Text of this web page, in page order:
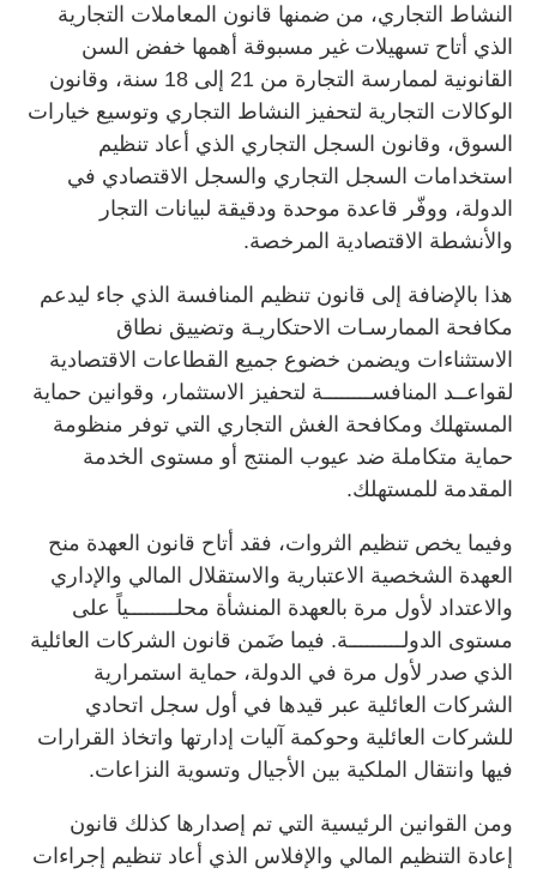
النشاط التجاري، من ضمنها قانون المعاملات التجارية
الذي أتاح تسهيلات غير مسبوقة أهمها خفض السن
القانونية لممارسة التجارة من 21 إلى 18 سنة، وقانون
الوكالات التجارية لتحفيز النشاط التجاري وتوسيع خيارات
السوق، وقانون السجل التجاري الذي أعاد تنظيم
استخدامات السجل التجاري والسجل الاقتصادي في
الدولة، ووفّر قاعدة موحدة ودقيقة لبيانات التجار
والأنشطة الاقتصادية المرخصة.
هذا بالإضافة إلى قانون تنظيم المنافسة الذي جاء ليدعم
مكافحة الممارسـات الاحتكاريـة وتضييق نطاق
الاستثناءات ويضمن خضوع جميع القطاعات الاقتصادية
لقواعــد المنافســــــــة لتحفيز الاستثمار، وقوانين حماية
المستهلك ومكافحة الغش التجاري التي توفر منظومة
حماية متكاملة ضد عيوب المنتج أو مستوى الخدمة
المقدمة للمستهلك.
وفيما يخص تنظيم الثروات، فقد أتاح قانون العهدة منح
العهدة الشخصية الاعتبارية والاستقلال المالي والإداري
والاعتداد لأول مرة بالعهدة المنشأة محلــــــــياً على
مستوى الدولـــــــــة. فيما ضَمن قانون الشركات العائلية
الذي صدر لأول مرة في الدولة، حماية استمرارية
الشركات العائلية عبر قيدها في أول سجل اتحادي
للشركات العائلية وحوكمة آليات إدارتها واتخاذ القرارات
فيها وانتقال الملكية بين الأجيال وتسوية النزاعات.
ومن القوانين الرئيسية التي تم إصدارها كذلك قانون
إعادة التنظيم المالي والإفلاس الذي أعاد تنظيم إجراءات